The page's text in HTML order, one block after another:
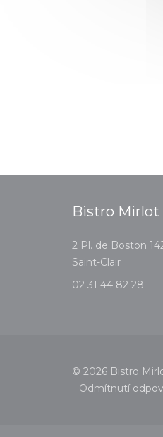
Bistro Mirlot
2 Pl. de Boston
Saint-Clair((otevře
02 31 44 82 28
© 2026 Bistro
Odmítnutí